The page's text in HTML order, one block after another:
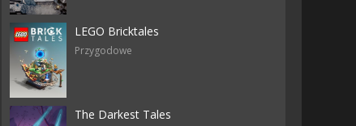
LEGO Bricktales
Przygodowe
The Darkest Tales